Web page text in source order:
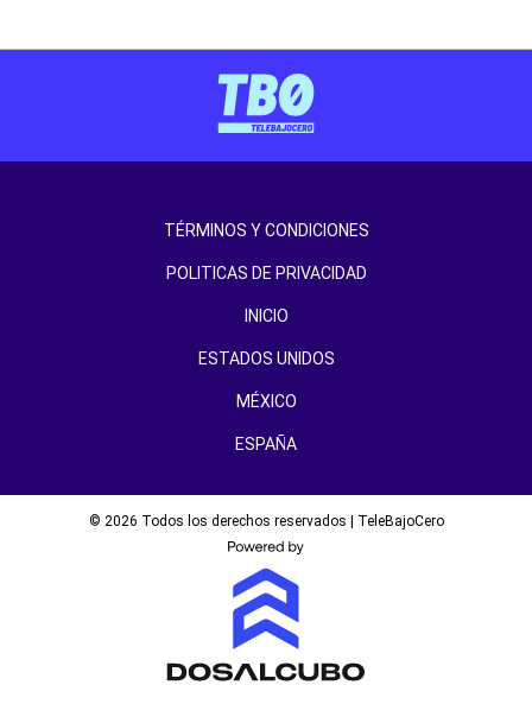
TÉRMINOS Y CONDICIONES
POLITICAS DE PRIVACIDAD
INICIO
ESTADOS UNIDOS
MÉXICO
ESPAÑA
© 2026 Todos los derechos reservados | TeleBajoCero